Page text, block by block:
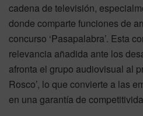
cadena de televisión,
donde comparte funciones de
concurso ‘Pasapalabra’. Esta
relevancia añadida ante los
afronta el grupo audiovisual al
Rosco’, lo que convierte a las
en una garantía de